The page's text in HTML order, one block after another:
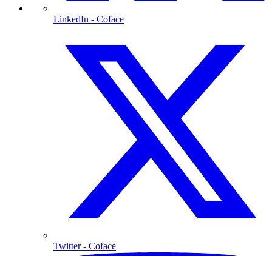
LinkedIn - Coface
Twitter- Coface